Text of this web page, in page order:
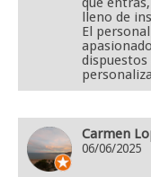
lleno de
El
Carmen
06/06/2025